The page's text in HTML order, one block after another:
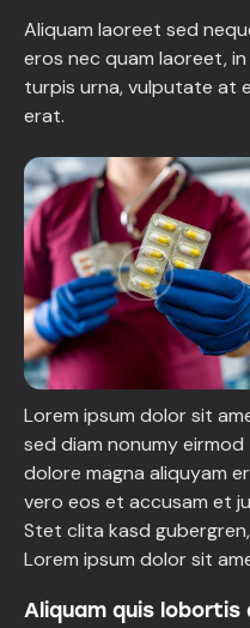
Aliquam laoreet sed
eros nec quam laoreet,
turpis urna, vulputate at
erat.
Lorem ipsum dolor sit
sed diam nonumy
dolore magna aliquyam
vero eos et accusam et
Stet clita kasd
Lorem ipsum dolor sit
Aliquam quis lobortis